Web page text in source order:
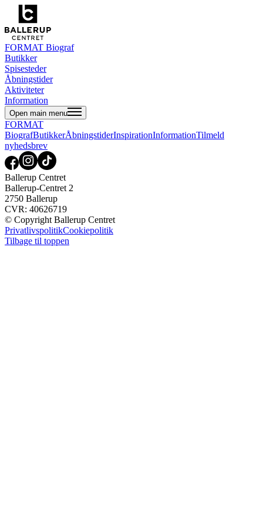
FORMAT Biograf
Butikker
Spisesteder
Åbningstider
Aktiviteter
Information
Open main menu
FORMAT
BiografButikkerÅbningstiderInspirationInformationTilmeld
nyhedsbrev
Ballerup Centret
Ballerup-Centret 2
2750 Ballerup
CVR: 40626719
© Copyright Ballerup Centret
PrivatlivspolitikCookiepolitik
Tilbage til toppen